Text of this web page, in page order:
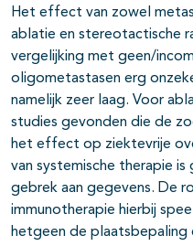
Het effect van zowel
ablatie en stereotactische
vergelijking met geen/
oligometastasen erg
namelijk zeer laag. Voor
studies gevonden die de
het effect op ziektevrije
van systemische therapie
gebrek aan gegevens. De
immunotherapie hierbij
hetgeen de plaatsbepaling